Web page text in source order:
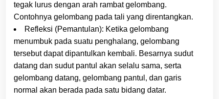
tegak lurus dengan arah rambat gelombang.
Contohnya gelombang pada tali yang direntangkan.
Refleksi (Pemantulan): Ketika gelombang
menumbuk pada suatu penghalang, gelombang
tersebut dapat dipantulkan kembali. Besarnya sudut
datang dan sudut pantul akan selalu sama, serta
gelombang datang, gelombang pantul, dan garis
normal akan berada pada satu bidang datar.